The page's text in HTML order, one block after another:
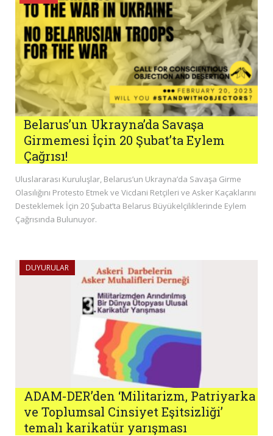
Belarus’un Ukrayna’da Savaşa
Girmemesi İçin 20 Şubat’ta Eylem
Çağrısı!
Uluslararası Kuruluşlar, Belarus’un Ukrayna’da Savaşa Girme
Olasılığını Protesto Etmek ve Vicdani Retçileri ve Asker Kaçaklarını
Desteklemek İçin 20 Şubat’ta Belarus Büyükelçiliklerinde Eylem
Çağrısında Bulunuyor.
DUYURULAR
ADAM-DER’den ‘Militarizm, Patriyarka
ve Toplumsal Cinsiyet Eşitsizliği’
temalı karikatür yarışması